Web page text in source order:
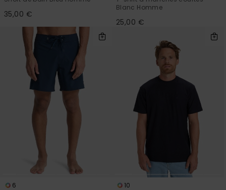
35,00 €
Blanc Homme
25,00 €
6
10